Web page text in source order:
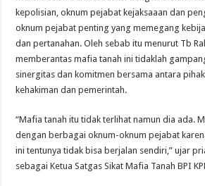
kepolisian, oknum pejabat kejaksaaan dan
oknum pejabat penting yang memegang
dan pertanahan. Oleh sebab itu menurut Tb
memberantas mafia tanah ini tidaklah
sinergitas dan komitmen bersama antara pihak
kehakiman dan pemerintah.
“Mafia tanah itu tidak terlihat namun dia ada.
dengan berbagai oknum-oknum pejabat
ini tentunya tidak bisa berjalan sendiri,” ujar
sebagai Ketua Satgas Sikat Mafia Tanah BPI